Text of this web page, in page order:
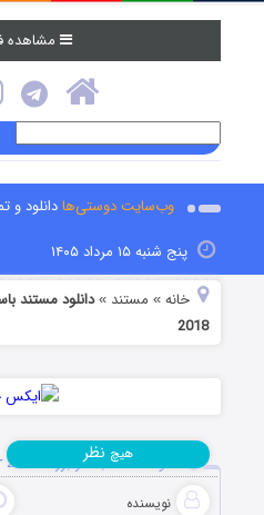
مشاهده
وب‌سایت دوستی‌هادانلود و
پنج شنبه ۱۵ مرداد ۱۴۰۵
خانه » مستند »
2018
دانلود مستند باستر بزرگ The Great Buster 2018
نویسنده
هیچ نظر